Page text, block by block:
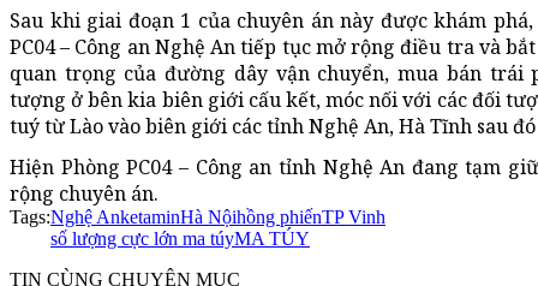
Sau khi giai đoạn 1 của chuyên án này được khám
PC04 – Công an Nghệ An tiếp tục mở rộng điều tra và
quan trọng của đường dây vận chuyển, mua bán trái
tượng ở bên kia biên giới cấu kết, móc nối với các đối
tuý từ Lào vào biên giới các tỉnh Nghệ An, Hà Tĩnh sau
Hiện Phòng PC04 – Công an tỉnh Nghệ An đang tạm
rộng chuyên án.
Tags:Nghệ AnketaminHà Nộihồng phiếnTP Vinh
số lượng cực lớn ma túyMA TÚY
TIN CÙNG CHUYÊN MỤC